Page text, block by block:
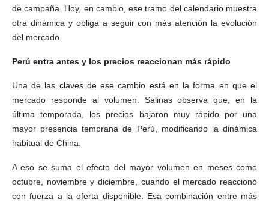
de campaña. Hoy, en cambio, ese tramo del calendario muestra
otra dinámica y obliga a seguir con más atención la evolución
del mercado.
Perú entra antes y los precios reaccionan más rápido
Una de las claves de ese cambio está en la forma en que el
mercado responde al volumen. Salinas observa que, en la
última temporada, los precios bajaron muy rápido por una
mayor presencia temprana de Perú, modificando la dinámica
habitual de China.
A eso se suma el efecto del mayor volumen en meses como
octubre, noviembre y diciembre, cuando el mercado reaccionó
con fuerza a la oferta disponible. Esa combinación entre más